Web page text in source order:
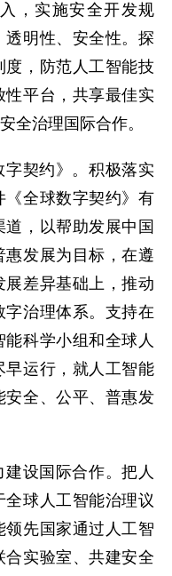
，实施安全开发规
明性、安全性。探
，防范人工智能技
平台，共享最佳实
全治理国际合作。
契约》。积极落实
全球数字契约》有
，以帮助发展中国
发展为目标，在遵
差异基础上，推动
治理体系。支持在
科学小组和全球人
运行，就人工智能
全、公平、普惠发
设国际合作。把人
球人工智能治理议
先国家通过人工智
实验室、共建安全